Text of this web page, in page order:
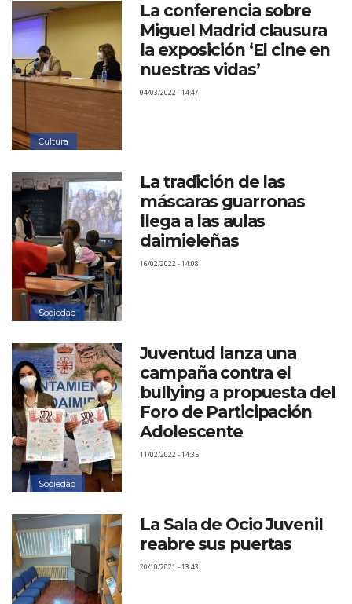
Cultura
La conferencia sobre
Miguel Madrid clausura
la exposición ‘El cine en
nuestras vidas’
04/03/2022 - 14:47
Sociedad
La tradición de las
máscaras guarronas
llega a las aulas
daimieleñas
16/02/2022 - 14:08
Sociedad
Juventud lanza una
campaña contra el
bullying a propuesta del
Foro de Participación
Adolescente
11/02/2022 - 14:35
La Sala de Ocio Juvenil
reabre sus puertas
20/10/2021 - 13:43